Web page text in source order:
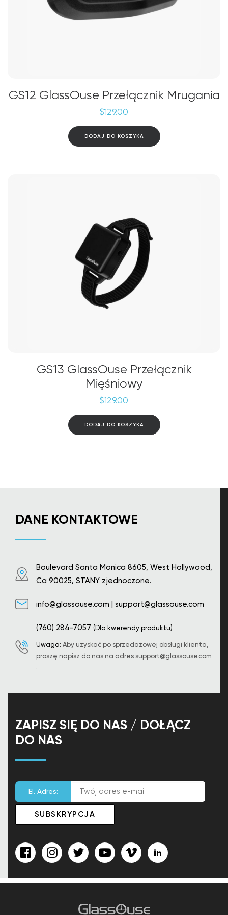
GS12 GlassOuse Przełącznik Mrugania
$129.00
DODAJ DO KOSZYKA
GS13 GlassOuse Przełącznik
Mięśniowy
$129.00
DODAJ DO KOSZYKA
DANE KONTAKTOWE
Boulevard Santa Monica 8605, West Hollywood,
Ca 90025, STANY zjednoczone.
info@glassouse.com | support@glassouse.com
(760) 284-7057 (Dla kwerendy produktu)
Uwaga: Aby uzyskać po sprzedażowej obsługi klienta,
proszę napisz do nas na adres support@glassouse.com
.
ZAPISZ SIĘ DO NAS / DOŁĄCZ
DO NAS
El. Adres: